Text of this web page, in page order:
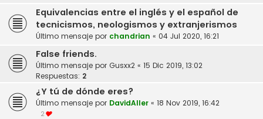
Equivalencias entre el inglés y el español de
tecnicismos, neologismos y extranjerismos
Último mensaje por chandrian « 04 Jul 2020, 16:21
False friends.
Último mensaje por Gusxx2 « 15 Dic 2019, 13:02
Respuestas: 2
¿Y tú de dónde eres?
Último mensaje por DavidAller « 18 Nov 2019, 16:42
2